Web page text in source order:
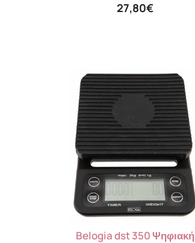
27,80€
Belogia dst 350 Ψηφιακή